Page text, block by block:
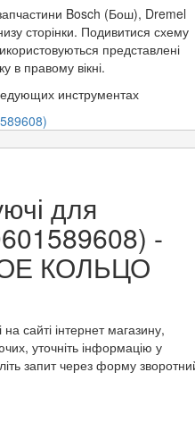
Bosch (Бош), Dremel
сторінки. Подивитися схему
представлені
в правому вікні.
инструментах
для
-
КОЛЬЦО
сайті інтернет магазину,
уточніть інформацію у
запит через форму